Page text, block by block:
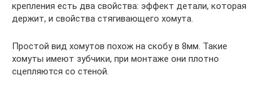
крепления есть два свойства: эффект детали, которая
держит, и свойства стягивающего хомута.
Простой вид хомутов похож на скобу в 8мм. Такие
хомуты имеют зубчики, при монтаже они плотно
сцепляются со стеной.